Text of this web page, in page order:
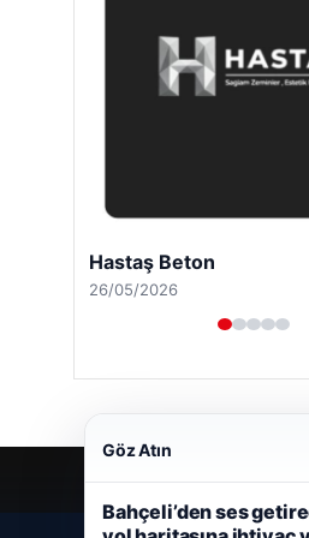
Hastaş Beton
26/05/2026
Göz Atın
Bahçeli’den ses